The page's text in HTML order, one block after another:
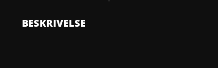
BESKRIVELSE